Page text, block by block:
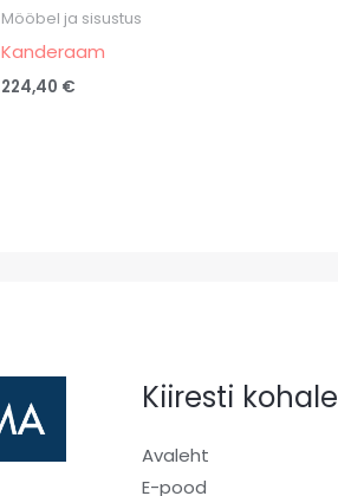
Mööbel ja sisustus
Kanderaam
224,40 €
Kiiresti kohale
Avaleht
E-pood